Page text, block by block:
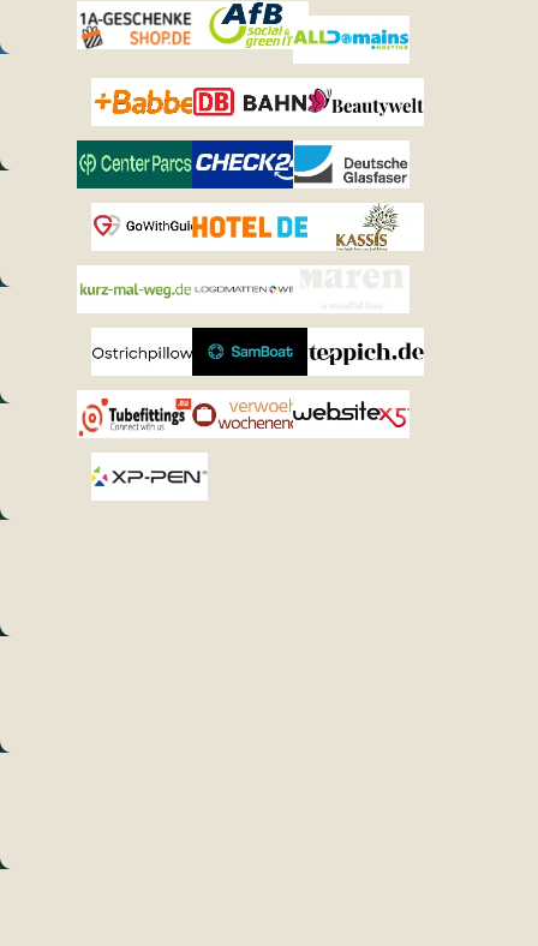
Menü überspringen
1a-
Geschenkeshop
AfB
All Domains
Babbel bahn.de Beautywelt
Center
Parcs
CHECK24
Deutsche
Glasfaser
GoWithGuide HOTEL.de
Kassis
Geschenkartikel
kurz-mal-
weg
Matten
Maren
Ostrichpillow SAMBOAT Teppich.de
Tubefittings.euVerwoehnwochenende.de
Website X5
XPPen